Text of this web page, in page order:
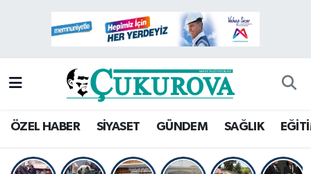
ÖZEL HABER SİYASET GÜNDEM SAĞLIK
Mersin Hava Durumu
Mersin Namaz Vakitleri
Mersin Trafik Yoğunluk Haritası